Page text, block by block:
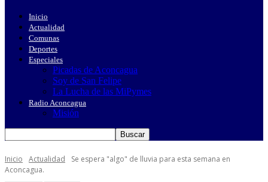
Inicio
Actualidad
Comunas
Deportes
Especiales
Picadas de Aconcagua
Soy de San Felipe
La Lucha de las MiPymes
Radio Aconcagua
Misión
Inicio Actualidad
Se espera "algo" de lluvia para esta semana en
Aconcagua.